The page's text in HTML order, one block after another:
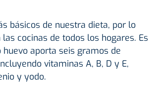
básicos de nuestra dieta, por lo
cocinas de todos los hogares. Es
aporta seis gramos de
vitaminas A, B, D y E,
y yodo.